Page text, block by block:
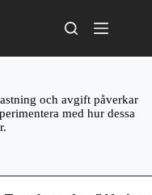
och avgift påverkar
med hur dessa